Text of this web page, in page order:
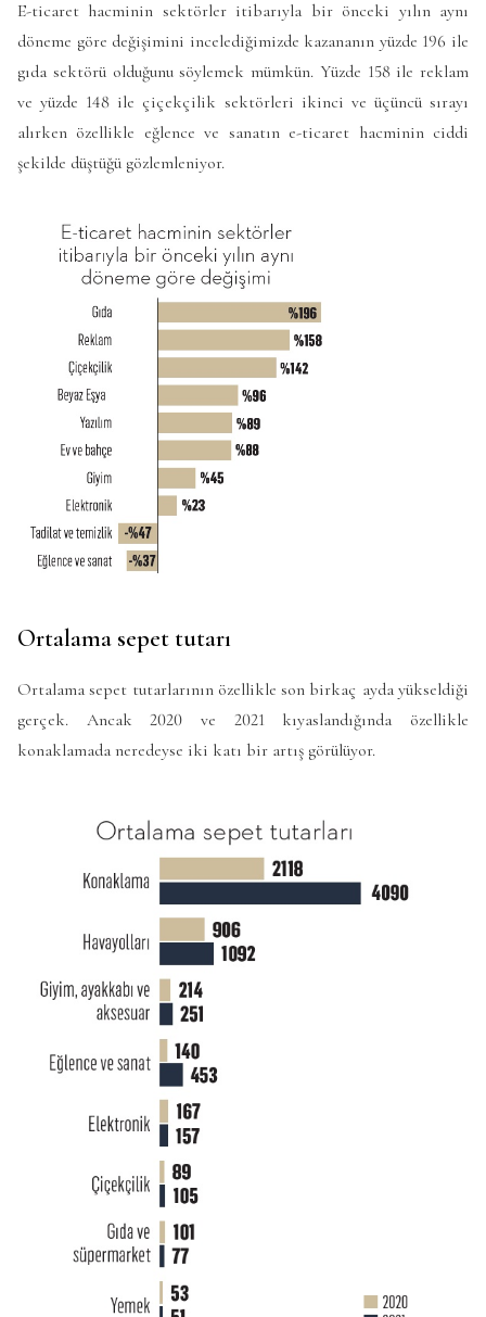
E-ticaret hacminin sektörler itibarıyla bir önceki yılın aynı
döneme göre değişimini incelediğimizde kazananın yüzde 196 ile
gıda sektörü olduğunu söylemek mümkün. Yüzde 158 ile reklam
ve yüzde 148 ile çiçekçilik sektörleri ikinci ve üçüncü sırayı
alırken özellikle eğlence ve sanatın e-ticaret hacminin ciddi
şekilde düştüğü gözlemleniyor.
Ortalama sepet tutarı
Ortalama sepet tutarlarının özellikle son birkaç ayda yükseldiği
gerçek. Ancak 2020 ve 2021 kıyaslandığında özellikle
konaklamada neredeyse iki katı bir artış görülüyor.